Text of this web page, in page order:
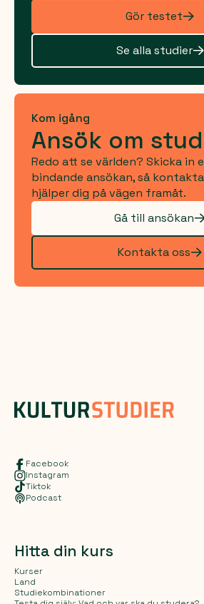
Gör testet
Se alla studier
Kom igång
Ansök om
Redo att se världen? Skicka in
bindande ansökan, så
hjälper dig på vägen framåt.
Gå till ansökan
Kontakta oss
Facebook
Instagram
Tiktok
Podcast
Hitta din kurs
Kurser
Land
Studiekombinationer